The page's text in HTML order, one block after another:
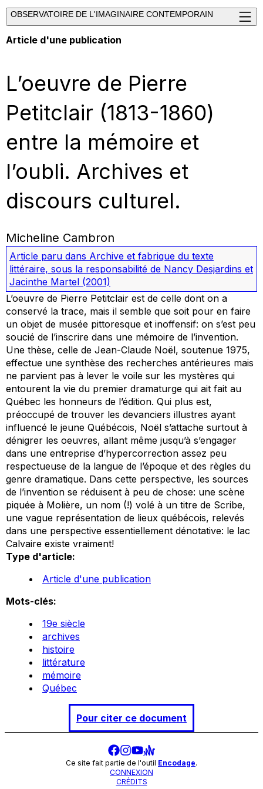
OBSERVATOIRE DE L'IMAGINAIRE CONTEMPORAIN
Article d'une publication
L’oeuvre de Pierre
Petitclair (1813-1860)
entre la mémoire et
l’oubli. Archives et
discours culturel.
Micheline Cambron
Article paru dans Archive et fabrique du texte
littéraire, sous la responsabilité de Nancy Desjardins et
Jacinthe Martel (2001)
L’oeuvre de Pierre Petitclair est de celle dont on a
conservé la trace, mais il semble que soit pour en faire
un objet de musée pittoresque et inoffensif: on s’est peu
soucié de l’inscrire dans une mémoire de l’invention.
Une thèse, celle de Jean-Claude Noël, soutenue 1975,
effectue une synthèse des recherches antérieures mais
ne parvient pas à lever le voile sur les mystères qui
entourent la vie du premier dramaturge qui ait fait au
Québec les honneurs de l’édition. Qui plus est,
préoccupé de trouver les devanciers illustres ayant
influencé le jeune Québécois, Noël s’attache surtout à
dénigrer les oeuvres, allant même jusqu’à s’engager
dans une entreprise d’hypercorrection assez peu
respectueuse de la langue de l’époque et des règles du
genre dramatique. Dans cette perspective, les sources
de l’invention se réduisent à peu de chose: une scène
piquée à Molière, un nom (!) volé à un titre de Scribe,
une vague représentation de lieux québécois, relevés
dans une perspective essentiellement dénotative: le lac
Calvaire existe vraiment!
Type d'article:
Article d'une publication
Mots-clés:
19e siècle
archives
histoire
littérature
mémoire
Québec
Pour citer ce document
Ce site fait partie de l'outil Encodage.
CONNEXION
CRÉDITS